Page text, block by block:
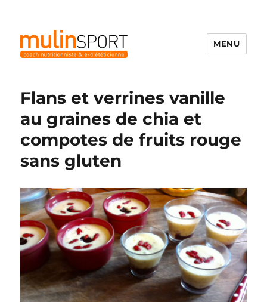
MENU
Flans et verrines vanille
au graines de chia et
compotes de fruits rouge
sans gluten